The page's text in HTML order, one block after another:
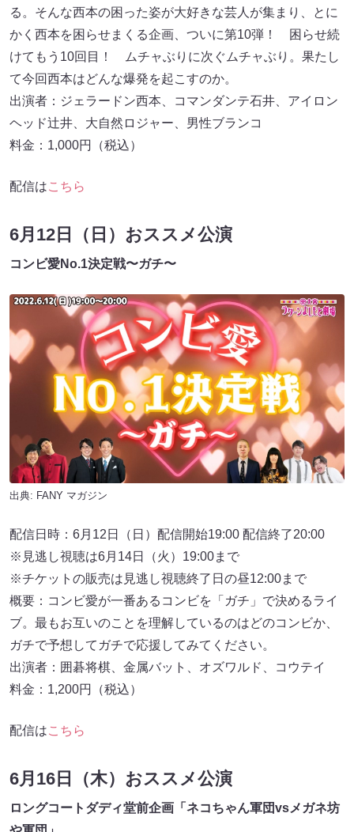
る。そんな⻄本の困った姿が⼤好きな芸⼈が集まり、とに
かく⻄本を困らせまくる企画、ついに第10弾！ 困らせ続
けてもう10回⽬！ ムチャぶりに次ぐムチャぶり。果たし
て今回⻄本はどんな爆発を起こすのか。
出演者：ジェラードン⻄本、コマンダンテ⽯井、アイロン
ヘッド辻井、⼤⾃然ロジャー、男性ブランコ
料金：1,000円（税込）
配信はこちら
6月12日（日）おススメ公演
コンビ愛No.1決定戦〜ガチ〜
出典: FANY マガジン
配信日時：6月12日（日）配信開始19:00 配信終了20:00
※見逃し視聴は6月14日（火）19:00まで
※チケットの販売は⾒逃し視聴終了⽇の昼12:00まで
概要：コンビ愛が⼀番あるコンビを「ガチ」で決めるライ
ブ。最もお互いのことを理解しているのはどのコンビか、
ガチで予想してガチで応援してみてください。
出演者：囲碁将棋、⾦属バット、オズワルド、コウテイ
料金：1,200円（税込）
配信はこちら
6月16日（木）おススメ公演
ロングコートダディ堂前企画「ネコちゃん軍団vsメガネ坊